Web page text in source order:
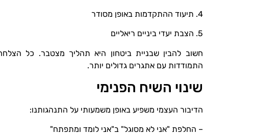
4. תיעוד ההתקדמות באופן מסודר
5. הצבת יעדי ביניים ריאליים
חשוב להבין שבניית ביטחון היא תהליך מצטבר. כל
התמודדות עם אתגרים גדולים יותר.
שינוי השיח הפנימי
הדיבור העצמי משפיע באופן משמעותי על התנהגותנו:
– החלפת "אני לא מסוגל" ב"אני לומד ומתפתח"